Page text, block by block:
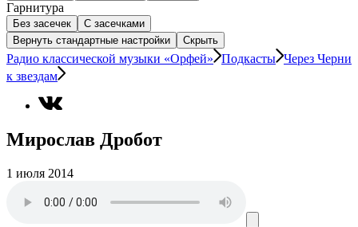
Гарнитура
Без засечек
С засечками
Вернуть стандартные настройки
Скрыть
Радио классической музыки «Орфей» Подкасты Через Черни
к звездам
Мирослав Дробот
1 июля 2014